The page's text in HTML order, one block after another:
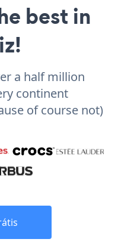
best in
a half million
continent
of course not)